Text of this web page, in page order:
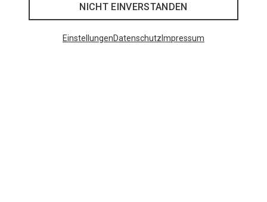
NICHT EINVERSTANDEN
EinstellungenDatenschutz Impressum